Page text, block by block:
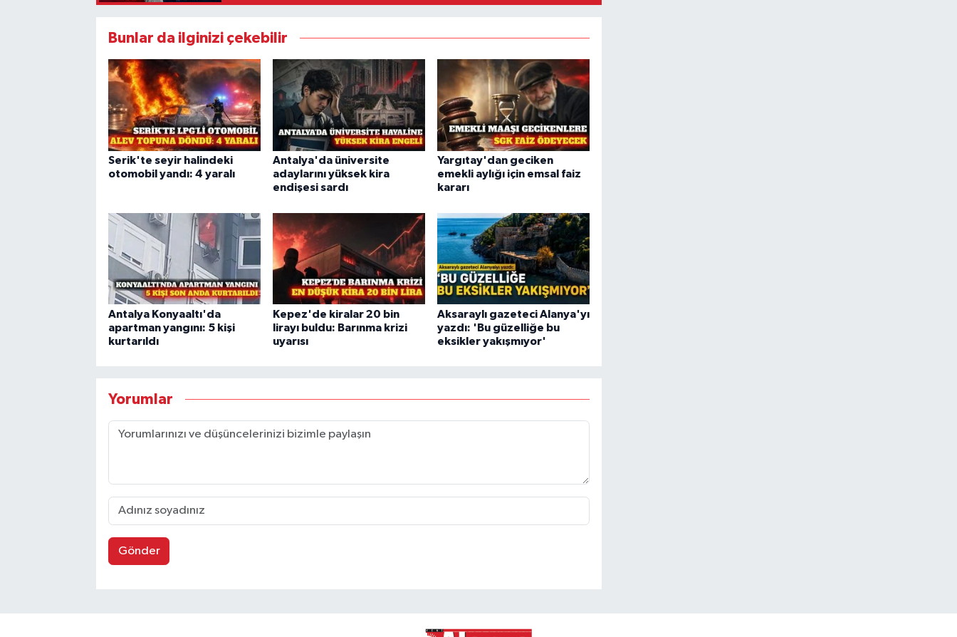
Bunlar da ilginizi çekebilir
Serik'te seyir halindeki
otomobil yandı: 4 yaralı
Antalya'da üniversite
adaylarını yüksek kira
endişesi sardı
Yargıtay'dan geciken
emekli aylığı için emsal faiz
kararı
Antalya Konyaaltı'da
apartman yangını: 5 kişi
kurtarıldı
Kepez'de kiralar 20 bin
lirayı buldu: Barınma krizi
uyarısı
Aksaraylı gazeteci Alanya'yı
yazdı: 'Bu güzelliğe bu
eksikler yakışmıyor'
Yorumlar
Gönder